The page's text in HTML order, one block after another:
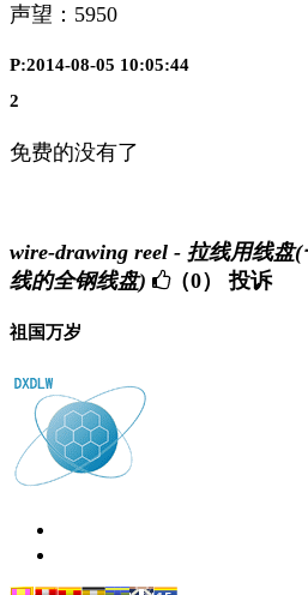
声望： 5950
P:2014-08-05 10:05:44
2
免费的没有了
wire-drawing reel - 拉线用线盘
线的全钢线盘)
（0） 投诉
祖国万岁